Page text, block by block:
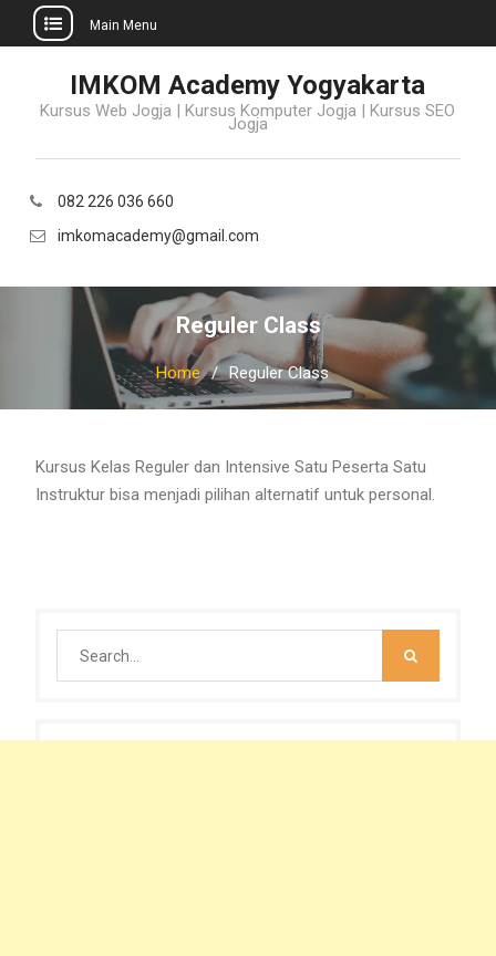
content
Main Menu
IMKOM Academy Yogyakarta
Kursus Web Jogja | Kursus Komputer Jogja | Kursus SEO
Jogja
082 226 036 660
imkomacademy@gmail.com
Reguler Class
Home Reguler Class
Kursus Kelas Reguler dan Intensive Satu Peserta Satu
Instruktur bisa menjadi pilihan alternatif untuk personal.